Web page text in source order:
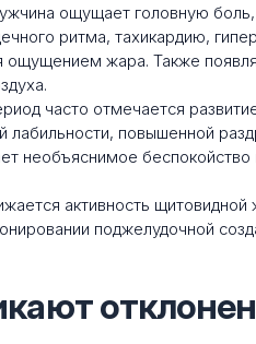
ощущает головную
ритма, тахикардию,
жара. Также
часто отмечается
лабильности, повышенной
необъяснимое беспокойство
активность щитовидной
поджелудочной